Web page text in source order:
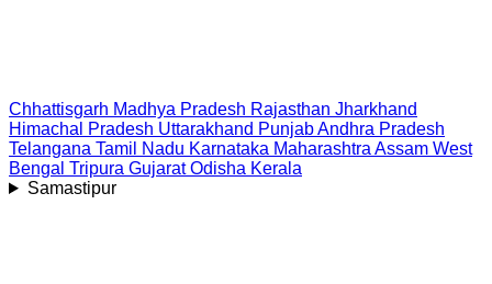
Chhattisgarh Madhya Pradesh Rajasthan Jharkhand
Himachal Pradesh Uttarakhand PunjabAndhra Pradesh
Telangana Tamil Nadu Karnataka Maharashtra Assam West
Bengal Tripura Gujarat Odisha Kerala
Samastipur